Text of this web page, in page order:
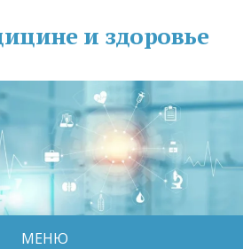
и здоровье
МЕНЮ